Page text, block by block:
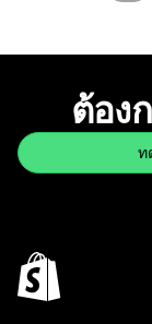
ต้อง
ท